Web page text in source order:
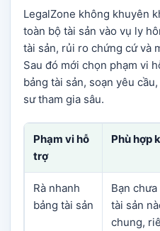
LegalZone không khuyên
toàn bộ tài sản vào vụ ly
tài sản, rủi ro chứng cứ và
Sau đó mới chọn phạm vi
bảng tài sản, soạn yêu
sư tham gia sâu.
Phạm vi hỗ
trợ
Phù hợp
Rà nhanh
bảng tài sản
Bạn
tài sản
chung,